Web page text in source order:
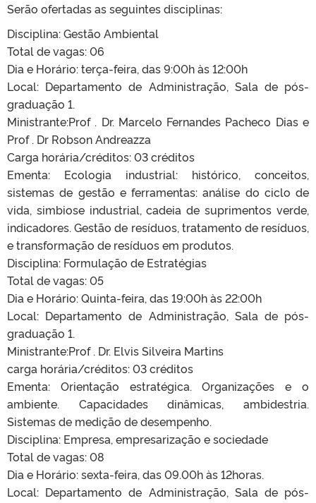
Serão ofertadas as seguintes disciplinas:
Disciplina: Gestão Ambiental
Total de vagas: 06
Dia e Horário: terça-feira, das 9:00h às 12:00h
Local: Departamento de Administração, Sala de pós-
graduação 1.
Ministrante:Prof . Dr. Marcelo Fernandes Pacheco Dias e
Prof . Dr Robson Andreazza
Carga horária/créditos: 03 créditos
Ementa: Ecologia industrial: histórico, conceitos,
sistemas de gestão e ferramentas: análise do ciclo de
vida, simbiose industrial, cadeia de suprimentos verde,
indicadores. Gestão de resíduos, tratamento de resíduos,
e transformação de resíduos em produtos.
Disciplina: Formulação de Estratégias
Total de vagas: 05
Dia e Horário: Quinta-feira, das 19:00h às 22:00h
Local: Departamento de Administração, Sala de pós-
graduação 1.
Ministrante:Prof . Dr. Elvis Silveira Martins
carga horária/créditos: 03 créditos
Ementa: Orientação estratégica. Organizações e o
ambiente. Capacidades dinâmicas, ambidestria.
Sistemas de medição de desempenho.
Disciplina: Empresa, empresarização e sociedade
Total de vagas: 08
Dia e Horário: sexta-feira, das 09.00h às 12horas.
Local: Departamento de Administração, Sala de pós-